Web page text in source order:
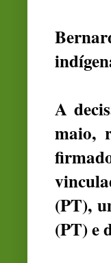
A
maio,
(PT),
(PT) e